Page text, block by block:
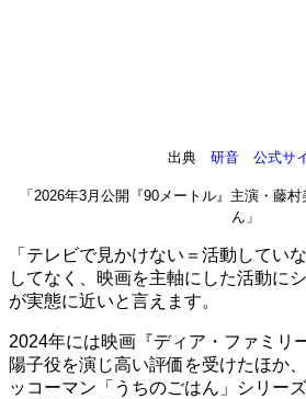
出典 研音 公式サ
「2026年3月公開『90メートル』主演・藤
ん」
「テレビで見かけない＝活動してい
してなく、映画を主軸にした活動に
が実態に近いと言えます。
2024年には映画『ディア・ファミリ
陽子役を演じ高い評価を受けたほか
ッコーマン「うちのごはん」シリー